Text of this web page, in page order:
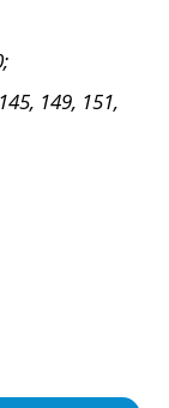
149, 151,